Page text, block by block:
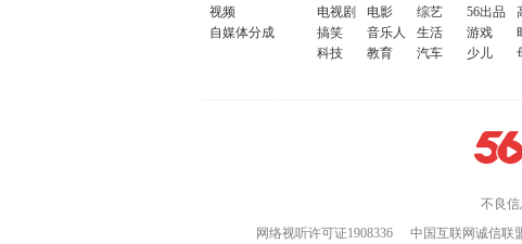
视频
自媒体分成
电视剧
电影 综艺 56出品
搞笑
音乐人 生活 游戏
科技
教育 汽车 少儿
不良信
网络视听许可证1908336
中国互联网诚信联